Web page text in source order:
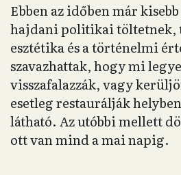
Ebben az időben már
hajdani politikai töltetnek,
esztétika és a történelmi
szavazhattak, hogy mi
visszafalazzák, vagy
esetleg restaurálják
látható. Az utóbbi mellett
ott van mind a mai napig.